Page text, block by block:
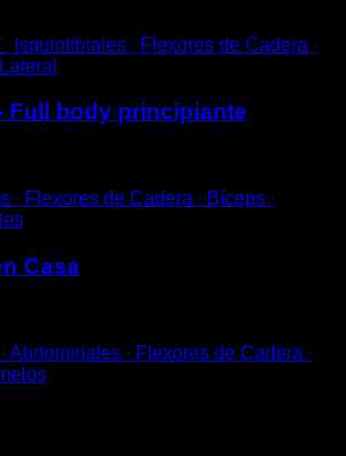
Isquiotibiales ∙ Flexores de Cadera ∙
Full body principiante
∙ Flexores de Cadera ∙ Bíceps ∙
Casa
Abdominales ∙ Flexores de Cadera ∙